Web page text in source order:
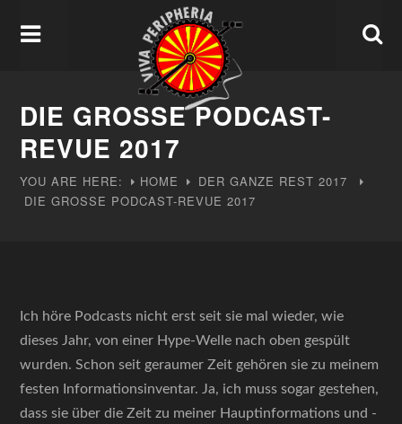
DIE GROSSE PODCAST-R
EVUE 2017
YOU ARE HERE: HOME DER GANZE REST 2017
DIE GROSSE PODCAST-REVUE 2017
Ich höre Podcasts nicht erst seit sie mal wieder, wie
dieses Jahr, von einer Hype-Welle nach oben gespült
wurden. Schon seit geraumer Zeit gehören sie zu meinem
festen Informationsinventar. Ja, ich muss sogar gestehen,
dass sie über die Zeit zu meiner Hauptinformations und -